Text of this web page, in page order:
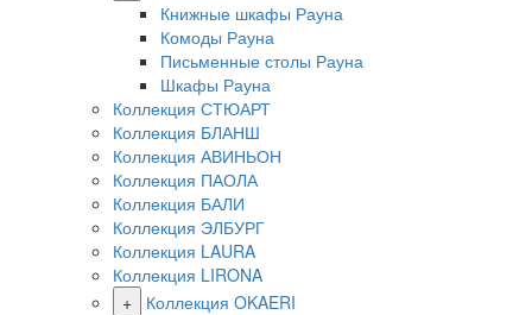
Книжные шкафы Рауна
Комоды Рауна
Письменные столы Рауна
Шкафы Рауна
Коллекция СТЮАРТ
Коллекция БЛАНШ
Коллекция АВИНЬОН
Коллекция ПАОЛА
Коллекция БАЛИ
Коллекция ЭЛБУРГ
Коллекция LAURA
Коллекция LIRONA
+
Коллекция OKAERI